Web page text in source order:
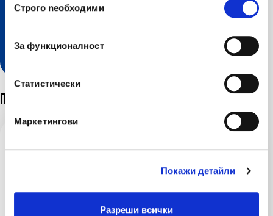
Строго nеобходими
За функционалност
Статистически
Маркетингови
Покажи детайли
Разреши всички
услуги
Последни новини
ЛЕВ ИНС стартира кампания по застраховка